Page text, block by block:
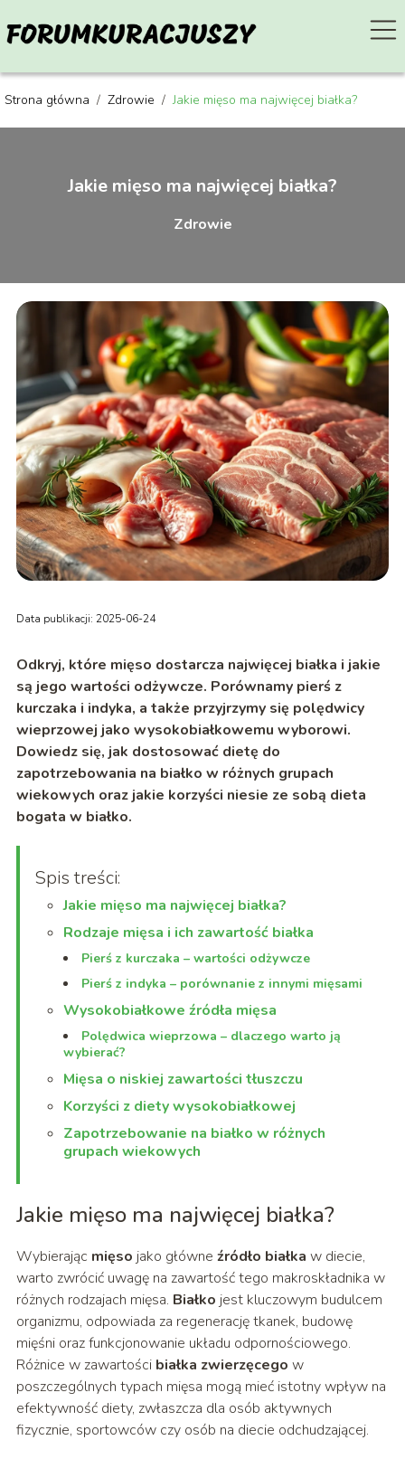
Strona główna / Zdrowie /Jakie mięso ma najwięcej białka?
Jakie mięso ma najwięcej białka?
Zdrowie
Data publikacji: 2025-06-24
Odkryj, które mięso dostarcza najwięcej białka i jakie
są jego wartości odżywcze. Porównamy pierś z
kurczaka i indyka, a także przyjrzymy się polędwicy
wieprzowej jako wysokobiałkowemu wyborowi.
Dowiedz się, jak dostosować dietę do
zapotrzebowania na białko w różnych grupach
wiekowych oraz jakie korzyści niesie ze sobą dieta
bogata w białko.
Spis treści:
Jakie mięso ma najwięcej białka?
Rodzaje mięsa i ich zawartość białka
Pierś z kurczaka – wartości odżywcze
Pierś z indyka – porównanie z innymi mięsami
Wysokobiałkowe źródła mięsa
Polędwica wieprzowa – dlaczego warto ją
wybierać?
Mięsa o niskiej zawartości tłuszczu
Korzyści z diety wysokobiałkowej
Zapotrzebowanie na białko w różnych
grupach wiekowych
Jakie mięso ma najwięcej białka?
Wybierając mięso jako główne źródło białka w diecie,
warto zwrócić uwagę na zawartość tego makroskładnika w
różnych rodzajach mięsa. Białko jest kluczowym budulcem
organizmu, odpowiada za regenerację tkanek, budowę
mięśni oraz funkcjonowanie układu odpornościowego.
Różnice w zawartości białka zwierzęcego w
poszczególnych typach mięsa mogą mieć istotny wpływ na
efektywność diety, zwłaszcza dla osób aktywnych
fizycznie, sportowców czy osób na diecie odchudzającej.